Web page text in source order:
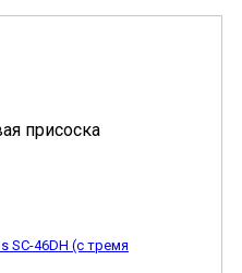
SC-46DH (с тремя